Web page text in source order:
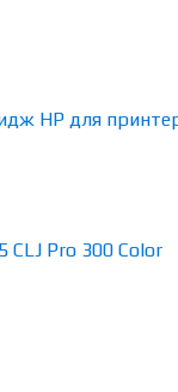
HP для